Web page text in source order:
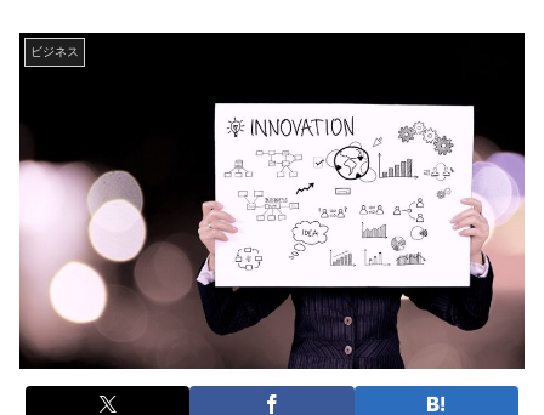
ビジネス